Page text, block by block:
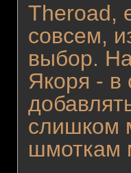
Theroad,
совсем,
выбор.
Якоря - в
слишком
шмоткам